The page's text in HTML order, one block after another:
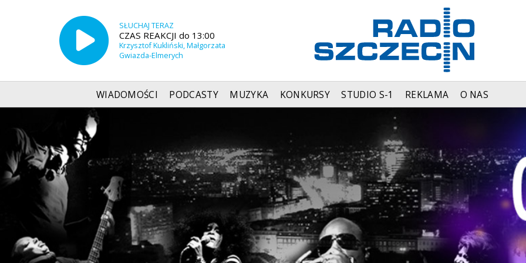
SŁUCHAJ TERAZ
CZAS REAKCJI do 13:00
Krzysztof Kukliński, Małgorzata
Gwiazda-Elmerych
WIADOMOŚCI PODCASTY MUZYKA KONKURSY STUDIO S-1 REKLAMA O NAS